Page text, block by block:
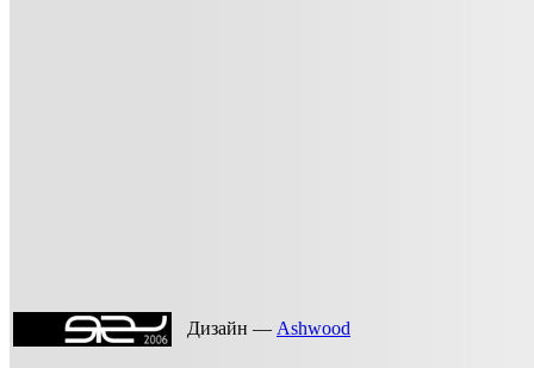
Дизайн — Ashwood